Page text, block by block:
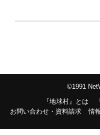
©1991
『地球村』とは
お問い合わせ・資料請求
情